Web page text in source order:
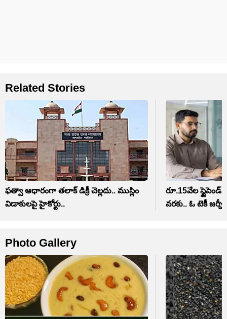
Related Stories
ఫత్వా ఆధారంగా తలాక్ డిక్రీ చెల్లదు.. ముస్లిం
విడాకులపై హైకోర్టు..
రూ.15వేల స్టైపెండ్
వరకు.. ఓ టెకీ జర్నీ
Photo Gallery